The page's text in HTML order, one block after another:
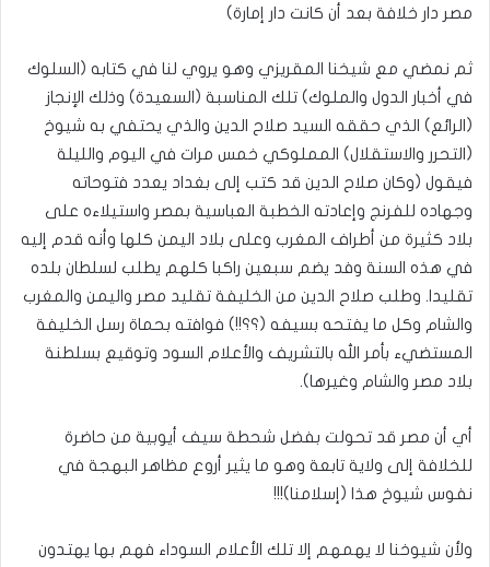
مصر دار خلافة بعد أن كانت دار إمارة)‏
ثم نمضي مع شيخنا المقريزي وهو يروي لنا في كتابه (السلوك
في أخبار الدول والملوك) تلك المناسبة (السعيدة) وذلك الإنجاز
(الرائع) الذي حققه السيد صلاح الدين والذي يحتفي به شيوخ
(التحرر والاستقلال) المملوكي خمس مرات في اليوم والليلة
فيقول (وكان صلاح الدين قد كتب إلى بغداد يعدد فتوحاته
وجهاده للفرنج وإعادته الخطبة العباسية بمصر واستيلاءه على
بلاد كثيرة من أطراف المغرب وعلى بلاد اليمن كلها وأنه قدم إليه
في هذه السنة وفد يضم سبعين راكبا كلهم يطلب لسلطان بلده
تقليدا‏. وطلب صلاح الدين من الخليفة تقليد مصر واليمن والمغرب
والشام وكل ما يفتحه بسيفه‏ (؟؟!!)‏ فوافته بحماة رسل الخليفة
المستضيء بأمر الله بالتشريف والأعلام السود وتوقيع بسلطنة
بلاد مصر والشام وغيرها)‏.‏
أي أن مصر قد تحولت بفضل شحطة سيف أيوبية من حاضرة
للخلافة إلى ولاية تابعة وهو ما يثير أروع مظاهر البهجة في
نفوس شيوخ هذا (إسلامنا)!!!
ولأن شيوخنا لا يهمهم إلا تلك الأعلام السوداء فهم بها يهتدون